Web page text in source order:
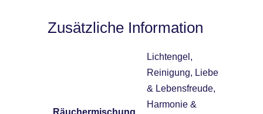
Zusätzliche Information
Lichtengel,
Reinigung, Liebe
& Lebensfreude,
Harmonie &